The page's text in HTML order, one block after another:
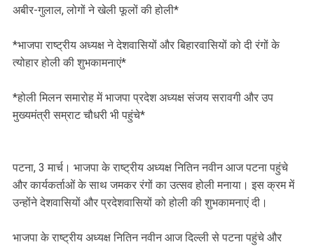
अबीर-गुलाल, लोगों ने खेली फूलों की होली*
‎*भाजपा राष्ट्रीय अध्यक्ष ने देशवासियों और बिहारवासियों को दी रंगों के
त्योहार होली की शुभकामनाएं*
‎*होली मिलन समारोह में भाजपा प्रदेश अध्यक्ष संजय सरावगी और उप
मुख्यमंत्री सम्राट चौधरी भी पहुंचे*
‎पटना, 3 मार्च। भाजपा के राष्ट्रीय अध्यक्ष नितिन नवीन आज पटना पहुंचे
और कार्यकर्ताओं के साथ जमकर रंगों का उत्सव होली मनाया। इस क्रम में
उन्होंने देशवासियों और प्रदेशवासियों को होली की शुभकामनाएं दी।
‎भाजपा के राष्ट्रीय अध्यक्ष नितिन नवीन आज दिल्ली से पटना पहुंचे और